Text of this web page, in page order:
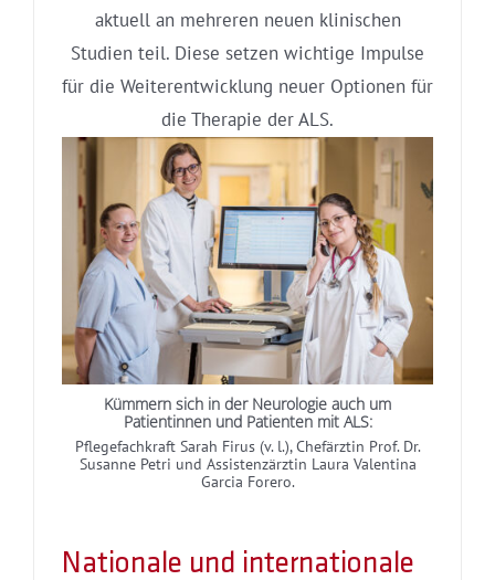
aktuell an mehreren neuen klinischen
Studien teil. Diese setzen wichtige Impulse
für die Weiterentwicklung neuer Optionen für
die Therapie der ALS.
Kümmern sich in der Neurologie auch um
Patientinnen und Patienten mit ALS:
Pflegefachkraft Sarah Firus (v. l.), Chefärztin Prof. Dr.
Susanne Petri und Assistenzärztin Laura Valentina
Garcia Forero.
Nationale und internationale